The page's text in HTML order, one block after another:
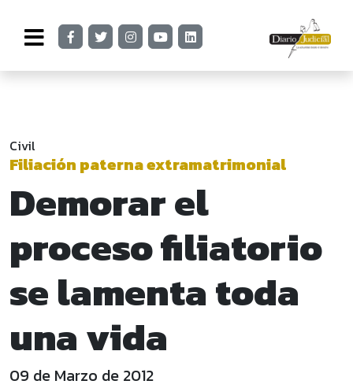
Civil
Filiación paterna extramatrimonial
Demorar el
proceso filiatorio
se lamenta toda
una vida
09 de Marzo de 2012